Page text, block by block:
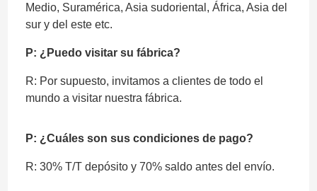
Medio, Suramérica, Asia sudoriental, África, Asia del
sur y del este etc.
P: ¿Puedo visitar su fábrica?
R: Por supuesto, invitamos a clientes de todo el
mundo a visitar nuestra fábrica.
P: ¿Cuáles son sus condiciones de pago?
R: 30% T/T depósito y 70% saldo antes del envío.